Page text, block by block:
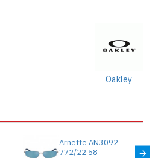
Oakley
Arnette AN3092
772/22 58